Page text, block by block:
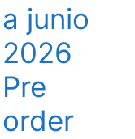
a junio
2026
Pre
order